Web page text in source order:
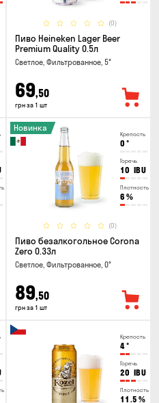
(0)
Пиво Heineken Lager Beer
Premium Quality 0.5л
Светлое, Фильтрованное, 5°
69,50
грн за 1 шт
Крепость
0 °
Горечь
10 IBU
Плотность
6 %
(0)
Новинка
Пиво безалкогольное Corona
Zero 0.33л
Светлое, Фильтрованное, 0°
89,50
грн за 1 шт
Крепость
4°
Горечь
20 IBU
Плотность
11.5 %